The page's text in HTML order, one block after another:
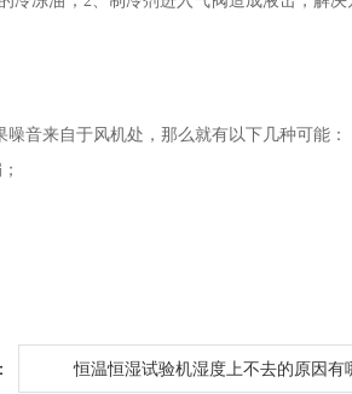
音来自于风机处，那么就有以下几种可能：
恒温恒湿试验机湿度上不去的原因有